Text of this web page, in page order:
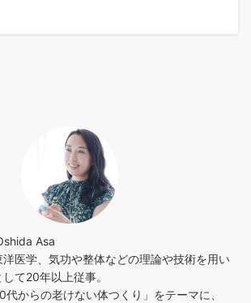
Asa
医学、気功や整体などの理論や技術を用い
て20年以上従事。
からの老けない体つくり」をテーマに、